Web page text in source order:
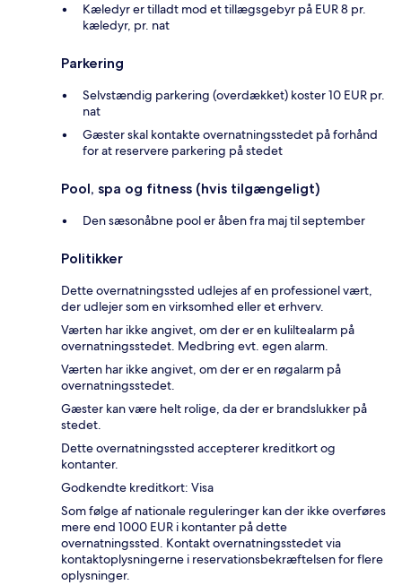
Kæledyr er tilladt mod et tillægsgebyr på EUR 8 pr.
kæledyr, pr. nat
Parkering
Selvstændig parkering (overdækket) koster 10 EUR pr.
nat
Gæster skal kontakte overnatningsstedet på forhånd
for at reservere parkering på stedet
Pool, spa og fitness (hvis tilgængeligt)
Den sæsonåbne pool er åben fra maj til september
Politikker
Dette overnatningssted udlejes af en professionel vært,
der udlejer som en virksomhed eller et erhverv.
Værten har ikke angivet, om der er en kuliltealarm på
overnatningsstedet. Medbring evt. egen alarm.
Værten har ikke angivet, om der er en røgalarm på
overnatningsstedet.
Gæster kan være helt rolige, da der er brandslukker på
stedet.
Dette overnatningssted accepterer kreditkort og
kontanter.
Godkendte kreditkort: Visa
Som følge af nationale reguleringer kan der ikke overføres
mere end 1000 EUR i kontanter på dette
overnatningssted. Kontakt overnatningsstedet via
kontaktoplysningerne i reservationsbekræftelsen for flere
oplysninger.